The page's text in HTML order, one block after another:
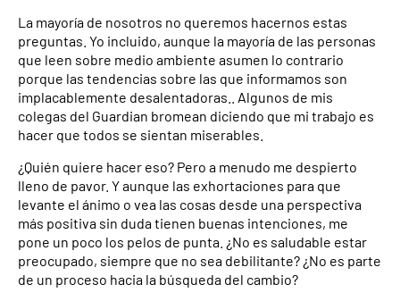
La mayoría de nosotros no queremos hacernos estas
preguntas. Yo incluido, aunque la mayoría de las personas
que leen sobre medio ambiente asumen lo contrario
porque las tendencias sobre las que informamos son
implacablemente desalentadoras.. Algunos de mis
colegas del Guardian bromean diciendo que mi trabajo es
hacer que todos se sientan miserables.
¿Quién quiere hacer eso? Pero a menudo me despierto
lleno de pavor. Y aunque las exhortaciones para que
levante el ánimo o vea las cosas desde una perspectiva
más positiva sin duda tienen buenas intenciones, me
pone un poco los pelos de punta. ¿No es saludable estar
preocupado, siempre que no sea debilitante? ¿No es parte
de un proceso hacia la búsqueda del cambio?